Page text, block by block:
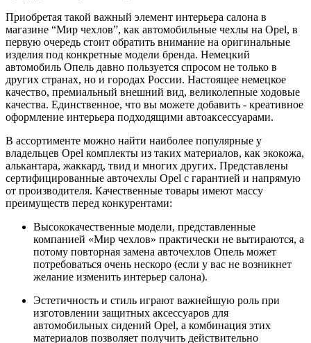
Приобретая такой важный элемент интерьера салона в
магазине “Мир чехлов”, как автомобильные чехлы на Opel, в
первую очередь стоит обратить внимание на оригинальные
изделия под конкретные модели бренда. Немецкий
автомобиль Опель давно пользуется спросом не только в
других странах, но и городах России. Настоящее немецкое
качество, премиальный внешний вид, великолепные ходовые
качества. Единственное, что вы можете добавить - креативное
оформление интерьера подходящими автоаксессуарами.
В ассортименте можно найти наиболее популярные у
владельцев Opel комплекты из таких материалов, как экокожа,
алькантара, жаккард, твид и многих других. Представлены
сертифицированные авточехлы Opel с гарантией и напрямую
от производителя. Качественные товары имеют массу
преимуществ перед конкурентами:
Высококачественные модели, представленные
компанией «Мир чехлов» практически не вытираются, а
потому повторная замена авточехлов Опель может
потребоваться очень нескоро (если у вас не возникнет
желание изменить интерьер салона).
Эстетичность и стиль играют важнейшую роль при
изготовлении защитных аксессуаров для
автомобильных сидений Opel, а комбинация этих
материалов позволяет получить действительно